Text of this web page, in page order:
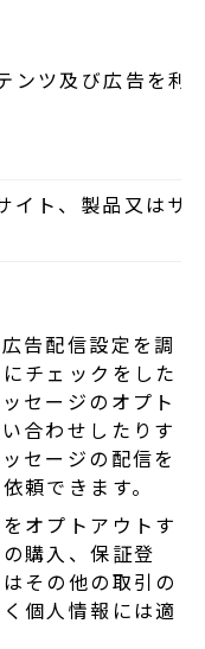
ンツ及び広告を
イト、製品又はサ
告配信設定を調
チェックをした
セージのオプト
合わせしたりす
セージの配信を
頼できます。
オプトアウトす
購入、保証登
その他の取引の
個人情報には適